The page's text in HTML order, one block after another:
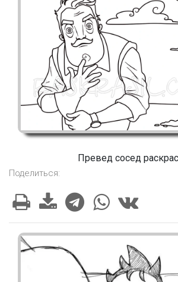
Превед сосед
Поделиться: